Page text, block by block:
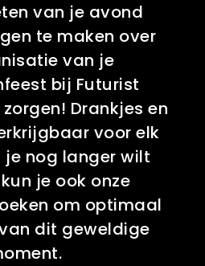
van je avond
te maken over
van je
bij Futurist
Drankjes en
voor elk
je nog langer wilt
je ook onze
om optimaal
dit geweldige